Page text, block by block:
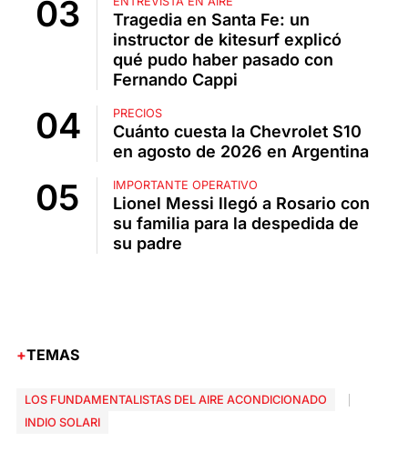
Tragedia en Santa Fe: un
instructor de kitesurf explicó
qué pudo haber pasado con
Fernando Cappi
PRECIOS
Cuánto cuesta la Chevrolet S10
en agosto de 2026 en Argentina
IMPORTANTE OPERATIVO
Lionel Messi llegó a Rosario con
su familia para la despedida de
su padre
TEMAS
LOS FUNDAMENTALISTAS DEL AIRE ACONDICIONADO
INDIO SOLARI